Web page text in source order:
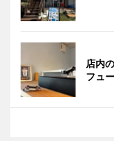
店内
フュ